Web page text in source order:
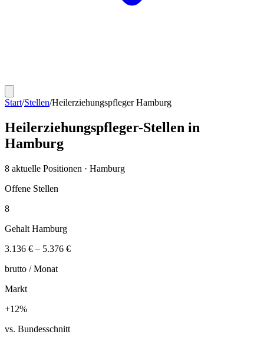
Start/Stellen/Heilerziehungspfleger Hamburg
Heilerziehungspfleger-Stellen in
Hamburg
8 aktuelle Positionen · Hamburg
Offene Stellen
8
Gehalt Hamburg
3.136 € – 5.376 €
brutto /Monat
Markt
+12%
vs. Bundesschnitt